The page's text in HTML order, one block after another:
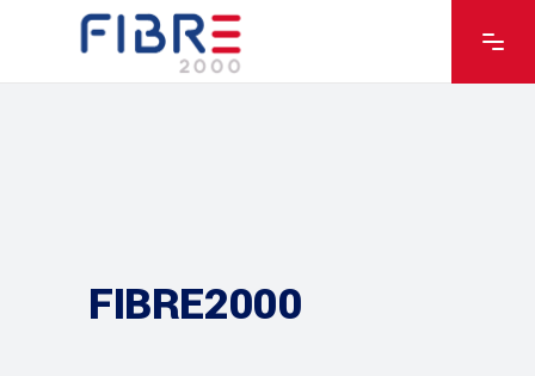
FIBRE2000